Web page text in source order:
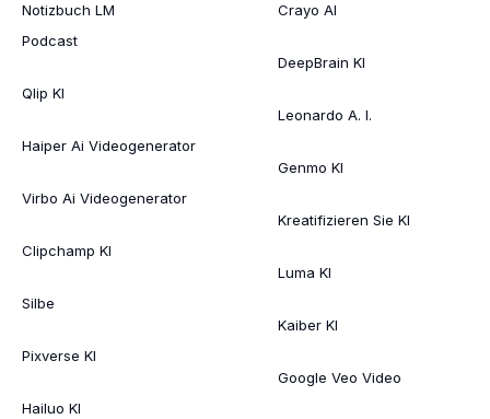
Notizbuch LM
Podcast
Qlip KI
Haiper Ai Videogenerator
Virbo Ai Videogenerator
Clipchamp KI
Silbe
Pixverse KI
Hailuo KI
Crayo AI
DeepBrain KI
Leonardo A. I.
Genmo KI
Kreatifizieren Sie KI
Luma KI
Kaiber KI
Google Veo Video